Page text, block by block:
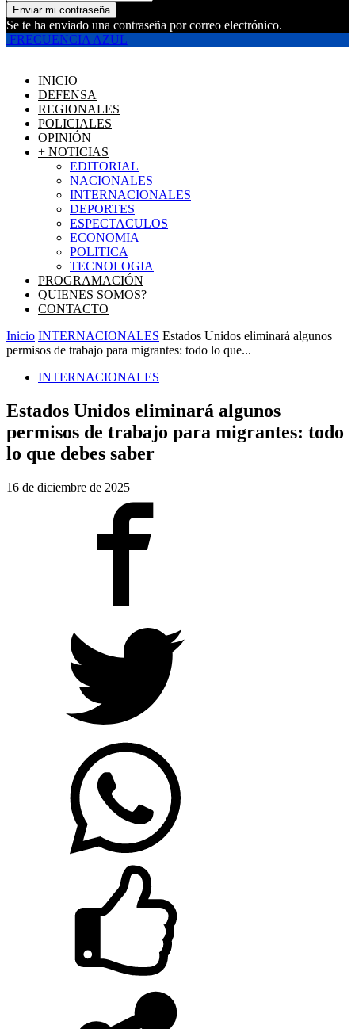
Se te ha enviado una contraseña por correo electrónico.
FRECUENCIA AZUL
INICIO
DEFENSA
REGIONALES
POLICIALES
OPINIÓN
+ NOTICIAS
EDITORIAL
NACIONALES
INTERNACIONALES
DEPORTES
ESPECTACULOS
ECONOMIA
POLITICA
TECNOLOGIA
PROGRAMACIÓN
QUIENES SOMOS?
CONTACTO
Inicio INTERNACIONALES Estados Unidos eliminará algunos
permisos de trabajo para migrantes: todo lo que...
INTERNACIONALES
Estados Unidos eliminará algunos
permisos de trabajo para migrantes: todo
lo que debes saber
16 de diciembre de 2025